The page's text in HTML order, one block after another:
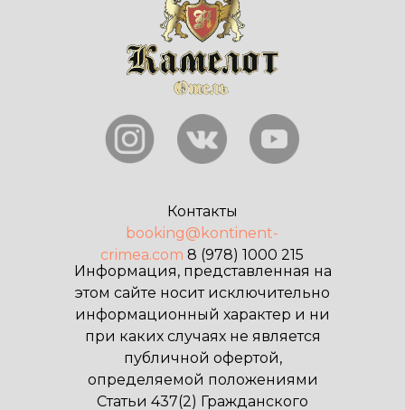
Информация, представленная на
этом сайте носит исключительно
информационный характер и ни
при каких случаях не является
публичной офертой,
определяемой положениями
Статьи 437(2) Гражданского
Контакты
booking@kontinent-
crimea.com 8 (978) 1000 215